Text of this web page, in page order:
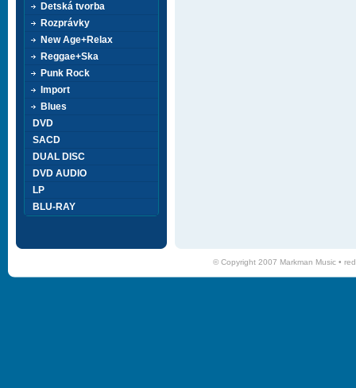
Detská tvorba
Rozprávky
New Age+Relax
Reggae+Ska
Punk Rock
Import
Blues
DVD
SACD
DUAL DISC
DVD AUDIO
LP
BLU-RAY
© Copyright 2007 Markman Music •